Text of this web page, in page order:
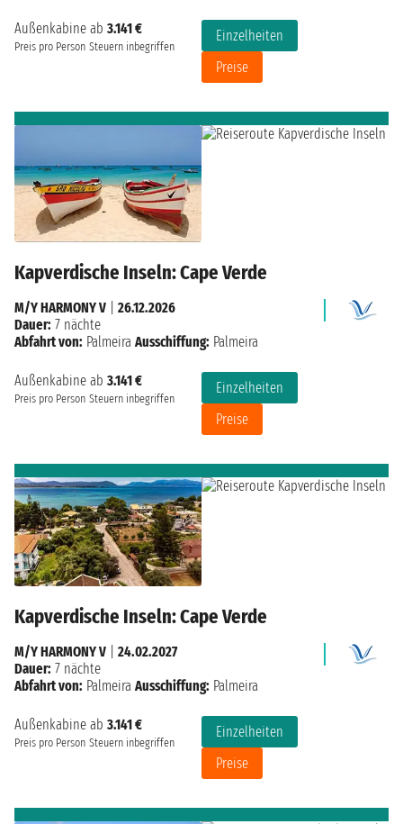
Außenkabine ab 3.141 €
Preis pro Person Steuern inbegriffen
Einzelheiten
Preise
Kapverdische Inseln: Cape Verde
Außenkabine ab 3.141 €
Preis pro Person Steuern inbegriffen
Einzelheiten
Preise
M/Y HARMONY V
26.12.2026
Dauer: 7 nächte
Abfahrt von: Palmeira Ausschiffung: Palmeira
Kapverdische Inseln: Cape Verde
Außenkabine ab 3.141 €
Preis pro Person Steuern inbegriffen
Einzelheiten
Preise
M/Y HARMONY V
24.02.2027
Dauer: 7 nächte
Abfahrt von: Palmeira Ausschiffung: Palmeira